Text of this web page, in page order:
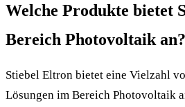
Welche Produkte bietet
Bereich Photovoltaik an?
Stiebel Eltron bietet eine Vielzahl
Lösungen im Bereich Photovoltaik